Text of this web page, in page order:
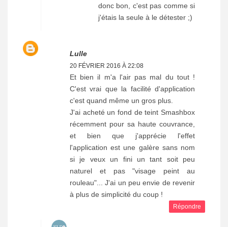
donc bon, c'est pas comme si
j'étais la seule à le détester ;)
Lulle
20 FÉVRIER 2016 À 22:08
Et bien il m'a l'air pas mal du tout !
C'est vrai que la facilité d'application
c'est quand même un gros plus.
J'ai acheté un fond de teint Smashbox
récemment pour sa haute couvrance,
et bien que j'apprécie l'effet
l'application est une galère sans nom
si je veux un fini un tant soit peu
naturel et pas "visage peint au
rouleau"... J'ai un peu envie de revenir
à plus de simplicité du coup !
Répondre